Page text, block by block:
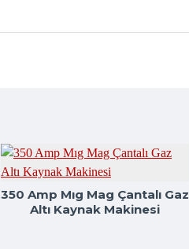
350 Amp Mıg Mag Çantalı Gaz
Altı Kaynak Makinesi